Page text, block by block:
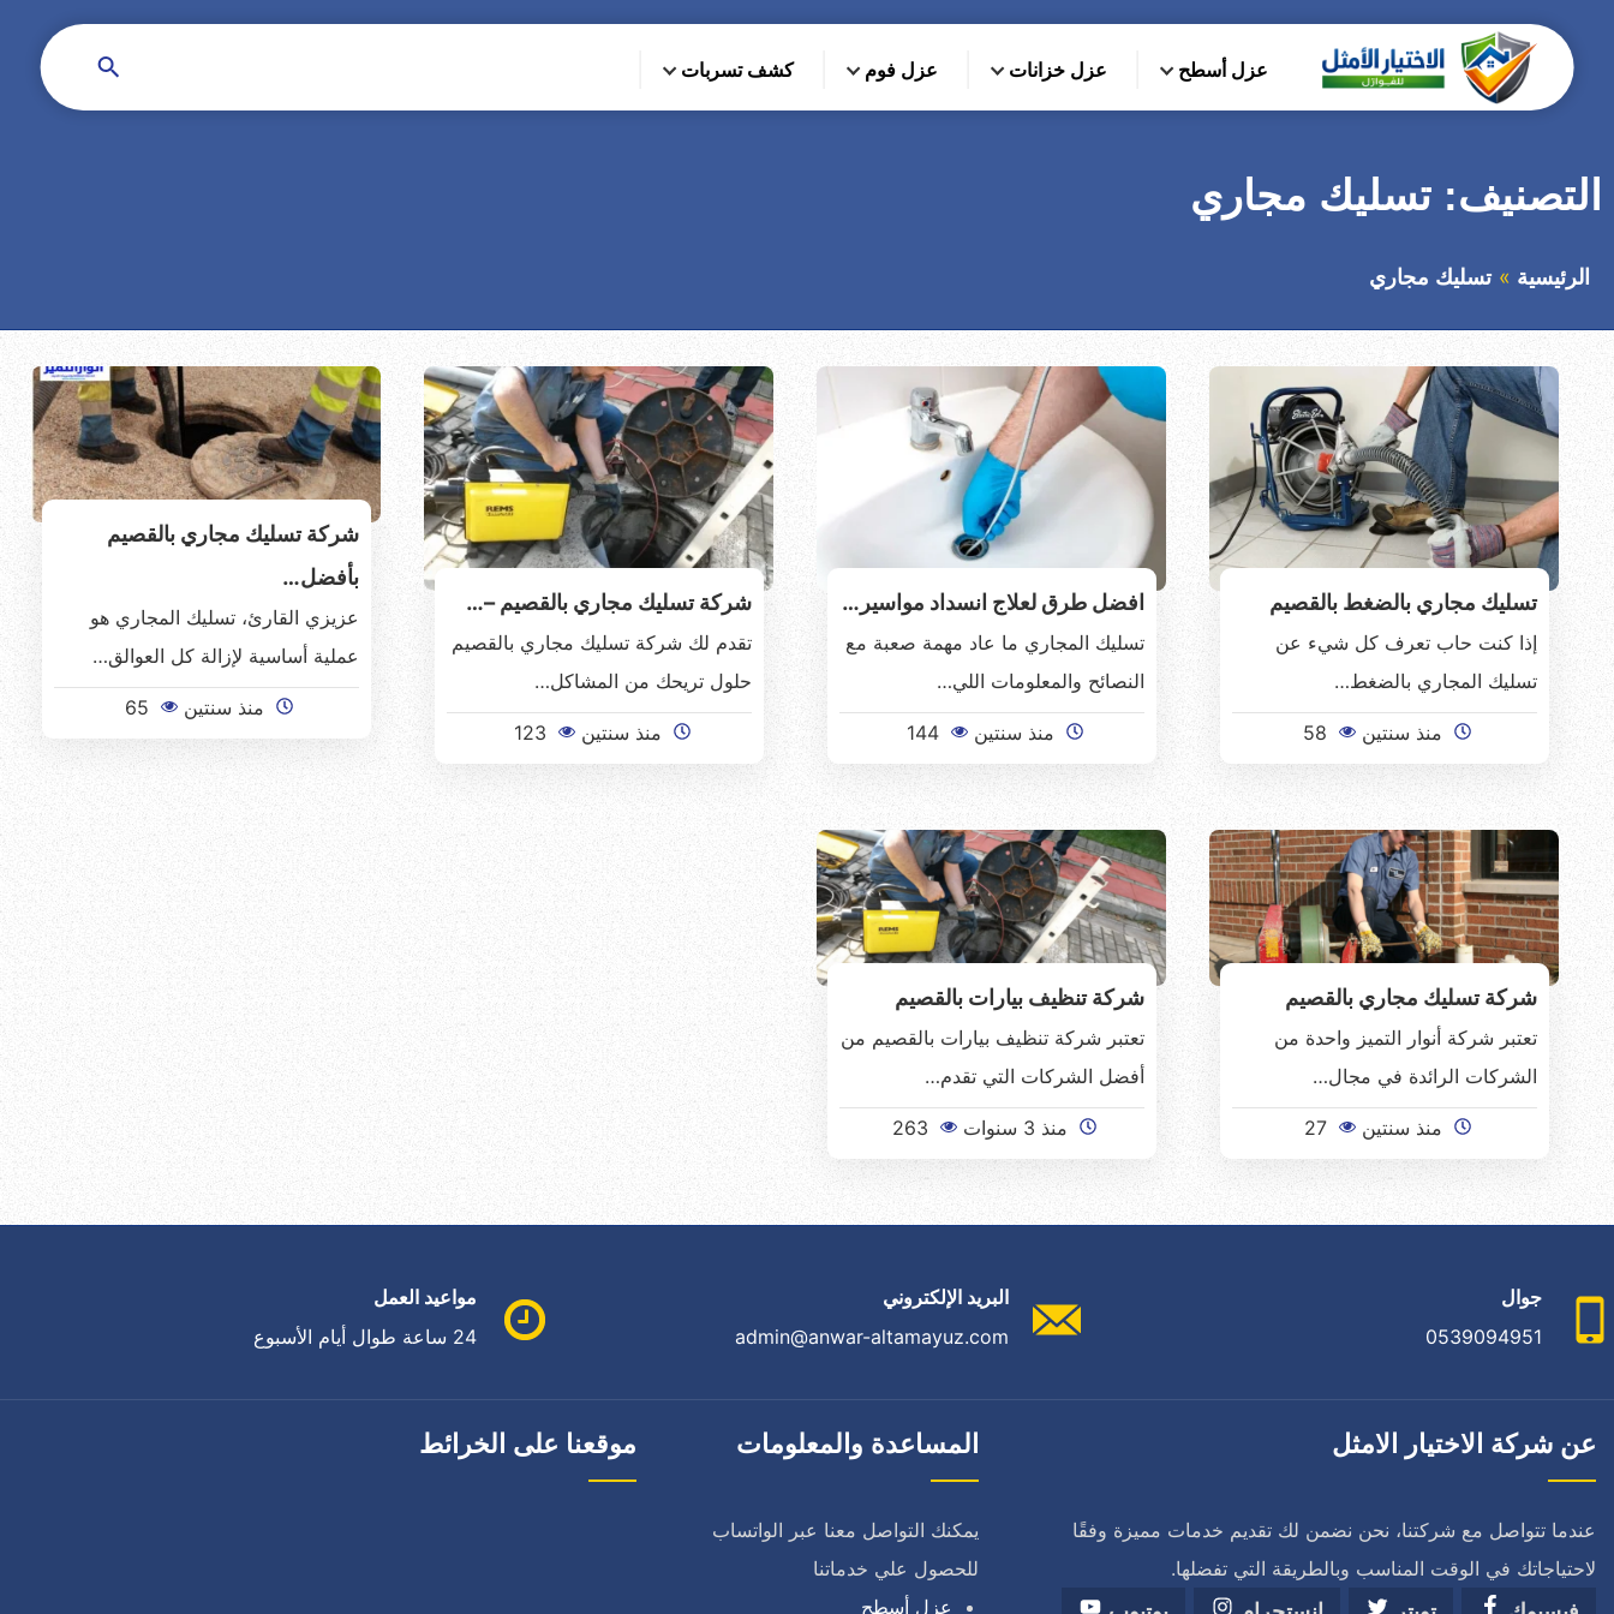
المحتوى
عن
عزل أسطح عزل خزانات عزل فوم كشف تسربات
التصنيف: تسليك مجاري
الرئيسية تسليك مجاري
تسليك مجاري بالضغط بالقصيم
إذا كنت حاب تعرف كل شيء عن
تسليك المجاري بالضغط…
منذ سنتين 58
افضل طرق لعلاج انسداد مواسير…
تسليك المجاري ما عاد مهمة صعبة مع
النصائح والمعلومات اللي…
منذ سنتين 144
شركة تسليك مجاري بالقصيم –…
تقدم لك شركة تسليك مجاري بالقصيم
حلول تريحك من المشاكل…
منذ سنتين 123
شركة تسليك مجاري بالقصيم
بأفضل…
عزيزي القارئ، تسليك المجاري هو
عملية أساسية لإزالة كل العوالق…
منذ سنتين 65
شركة تسليك مجاري بالقصيم
تعتبر شركة أنوار التميز واحدة من
الشركات الرائدة في مجال…
منذ سنتين 27
شركة تنظيف بيارات بالقصيم
تعتبر شركة تنظيف بيارات بالقصيم من
أفضل الشركات التي تقدم…
منذ 3 سنوات 263
جوال
0539094951
البريد الإلكتروني
admin@anwar-altamayuz.com
مواعيد العمل
24 ساعة طوال أيام الأسبوع
عن شركة الاختيار الامثل
عندما تتواصل مع شركتنا، نحن نضمن لك تقديم خدمات مميزة وفقًا
لاحتياجاتك في الوقت المناسب وبالطريقة التي تفضلها.
المساعدة والمعلومات
يمكنك التواصل معنا عبر الواتساب
للحصول علي خدماتنا
عزل أسطح
موقعنا على الخرائط